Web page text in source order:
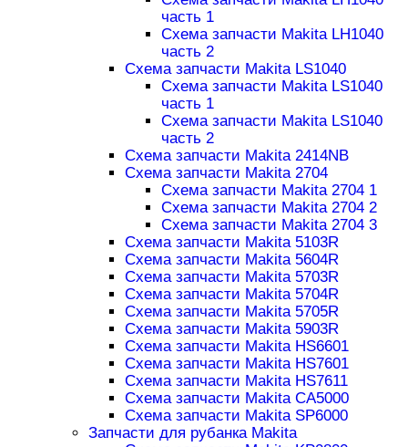
часть 1
Схема запчасти Makita LH1040
часть 2
Схема запчасти Makita LS1040
Схема запчасти Makita LS1040
часть 1
Схема запчасти Makita LS1040
часть 2
Схема запчасти Makita 2414NB
Схема запчасти Makita 2704
Схема запчасти Makita 2704 1
Схема запчасти Makita 2704 2
Схема запчасти Makita 2704 3
Схема запчасти Makita 5103R
Схема запчасти Makita 5604R
Схема запчасти Makita 5703R
Схема запчасти Makita 5704R
Схема запчасти Makita 5705R
Схема запчасти Makita 5903R
Схема запчасти Makita HS6601
Схема запчасти Makita HS7601
Схема запчасти Makita HS7611
Схема запчасти Makita CA5000
Схема запчасти Makita SP6000
Запчасти для рубанка Makita